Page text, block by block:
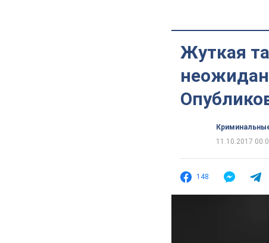
Жуткая
11.10.2017
148